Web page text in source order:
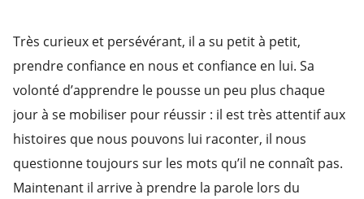
Très curieux et persévérant, il a su petit à petit,
prendre confiance en nous et confiance en lui. Sa
volonté d’apprendre le pousse un peu plus chaque
jour à se mobiliser pour réussir : il est très attentif aux
histoires que nous pouvons lui raconter, il nous
questionne toujours sur les mots qu’il ne connaît pas.
Maintenant il arrive à prendre la parole lors du